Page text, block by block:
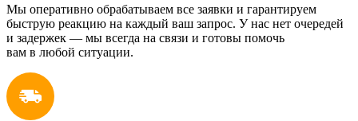
Мы оперативно обрабатываем все заявки и гарантируем
быструю реакцию на каждый ваш запрос. У нас нет очередей
и задержек — мы всегда на связи и готовы помочь
вам в любой ситуации.